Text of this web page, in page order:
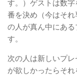
す。）ゲストは数
番を決め（今はそ
の人が真ん中にあ
す。
次の人は新しいプ
が欲しかったらそれ